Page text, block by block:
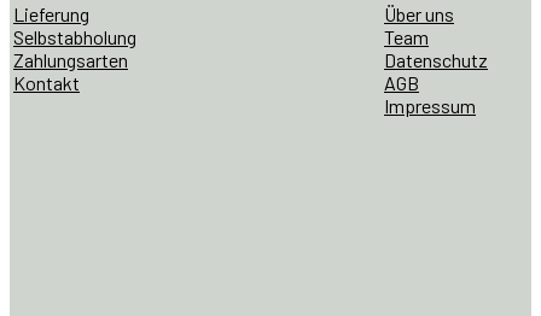
Lieferung
Selbstabholung
Zahlungsarten
Kontakt
Über uns
Team
Datenschutz
AGB
Impressum